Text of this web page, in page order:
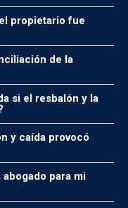
propietario fue
de la
si el resbalón y la
y caída provocó
para mi